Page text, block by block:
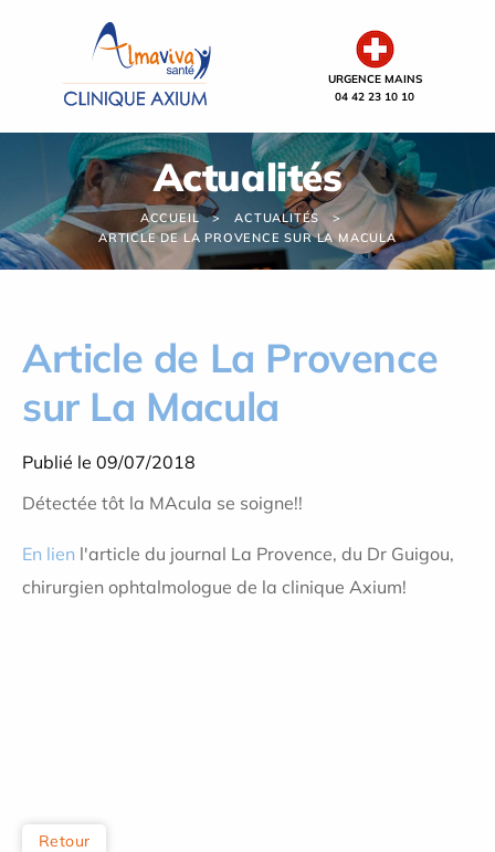
URGENCE MAINS
04 42 23 10 10
Actualités
ACCUEIL
ACTUALITÉS
ARTICLE DE LA PROVENCE SUR LA MACULA
Article de La Provence
sur La Macula
Publié le 09/07/2018
Détectée tôt la MAcula se soigne!!
En lien l'article du journal La Provence, du Dr Guigou,
chirurgien ophtalmologue de la clinique Axium!
Retour